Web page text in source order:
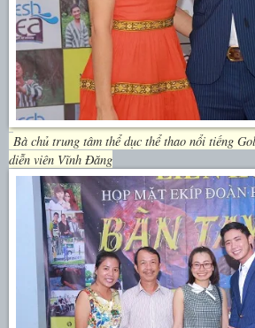
Bà chủ trung tâm thể dục thể thao nổi tiếng
diễn viên Vĩnh Đăng